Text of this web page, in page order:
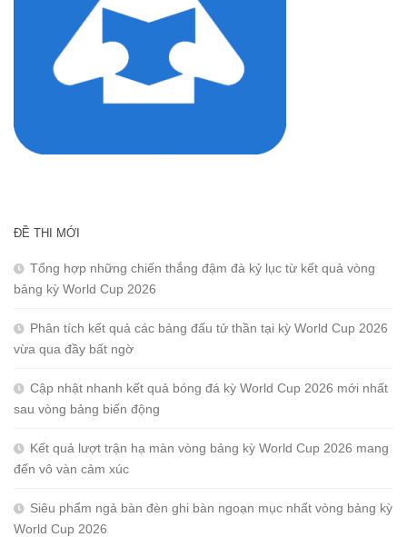
ĐỀ THI MỚI
Tổng hợp những chiến thắng đậm đà kỷ lục từ kết quả vòng
bảng kỳ World Cup 2026
Phân tích kết quả các bảng đấu tử thần tại kỳ World Cup 2026
vừa qua đầy bất ngờ
Cập nhật nhanh kết quả bóng đá kỳ World Cup 2026 mới nhất
sau vòng bảng biến động
Kết quả lượt trận hạ màn vòng bảng kỳ World Cup 2026 mang
đến vô vàn cảm xúc
Siêu phẩm ngả bàn đèn ghi bàn ngoạn mục nhất vòng bảng kỳ
World Cup 2026